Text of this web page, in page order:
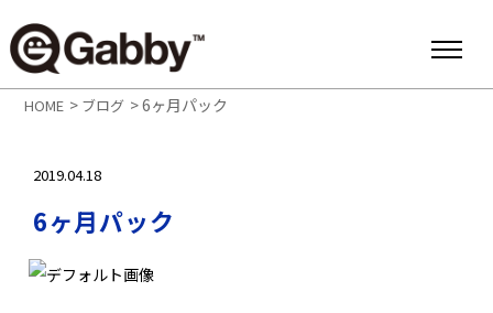
HOME > ブログ >6ヶ月パック
2019.04.18
6ヶ月パック